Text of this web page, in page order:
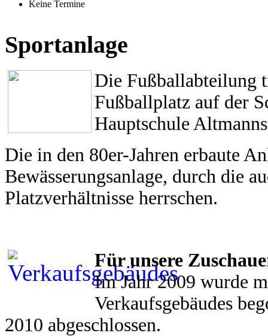
Keine Termine
Sportanlage
Die Fußballabteilung
Fußballplatz auf der
Hauptschule
Die in den 80er-Jahren erbaute
Bewässerungsanlage, durch die
Platzverhältnisse herrschen.
Für unsere
Im Jahr 2009 wurde
Verkaufsgebäudes
2010 abgeschlossen.